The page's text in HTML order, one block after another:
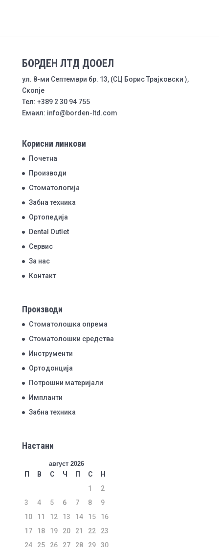
БОРДЕН ЛТД ДООЕЛ
ул. 8-ми Септември бр. 13, (СЦ Борис Трајковски ),
Скопје
Тел: +389 2 30 94 755
Емаил: info@borden-ltd.com
Корисни линкови
Почетна
Производи
Стоматологија
Забна техника
Ортопедија
Dental Outlet
Сервис
За нас
Контакт
Производи
Стоматолошка опрема
Стоматолошки средства
Инструменти
Ортодонција
Потрошни материјали
Импланти
Забна техника
Настани
август 2026
П В С Ч П С
Н
1
2
3
4 5 6 7 8
9
10
11 12 13 14 15
16
17
18 19 20 21 22
23
24
25 26 27 28 29 30